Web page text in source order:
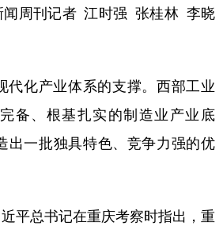
周刊记者 江时强 张桂林 李晓
化产业体系的支撑。西部工业
备、根基扎实的制造业产业底
出一批独具特色、竞争力强的优
总书记在重庆考察时指出，重